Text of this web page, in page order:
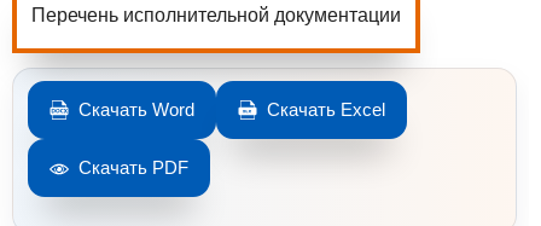
Перечень исполнительной документации
Скачать Word Скачать Excel
Скачать PDF